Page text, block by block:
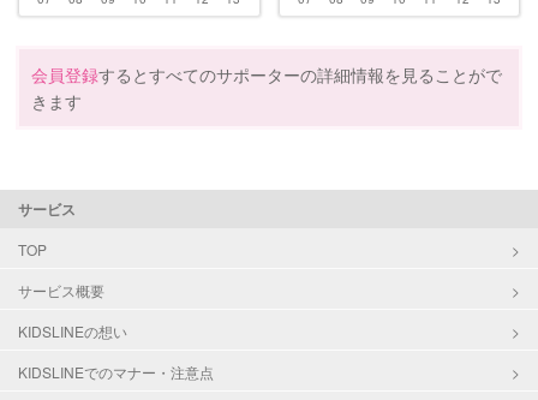
会員登録するとすべてのサポーターの詳細情報を見ることがで
きます
サービス
TOP
サービス概要
KIDSLINEの想い
KIDSLINEでのマナー・注意点